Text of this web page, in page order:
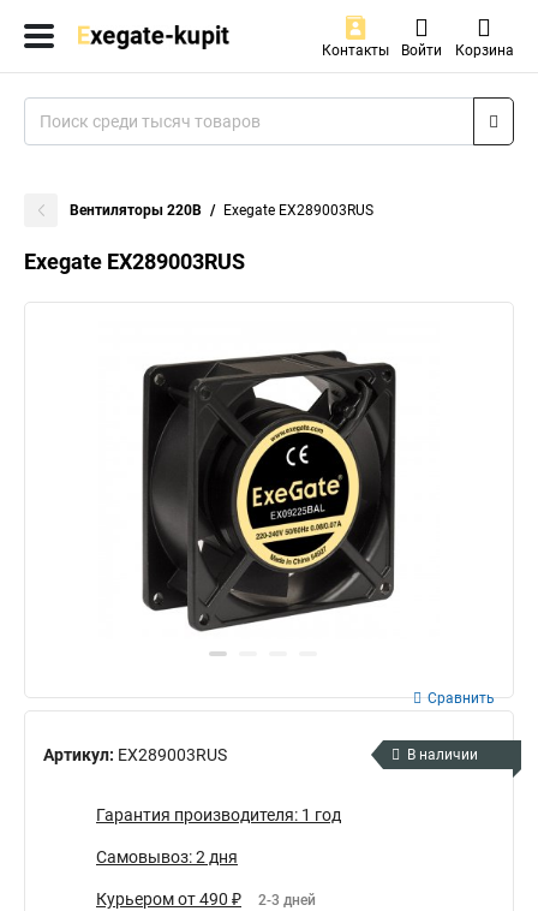
Контакты Войти Корзина
Вентиляторы 220В Exegate EX289003RUS
Exegate EX289003RUS
Артикул: EX289003RUS
Сравнить
В наличии
Гарантия производителя: 1 год
Самовывоз: 2 дня
Курьером от 490 ₽ 2-3 дней